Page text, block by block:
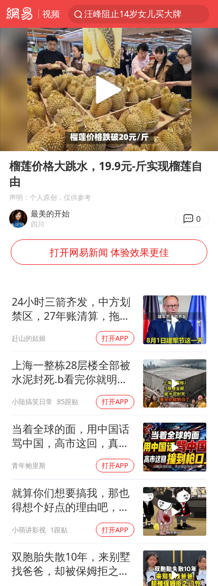
视频
汪峰阻止14岁女儿买大牌
中国女篮热身赛7日将战尼日利亚
朱雨玲晋级WTT横滨冠军赛女单八强
女孩摆摊卖菌子时收到北大通知书
公司“上四休三”但要降薪1000元
男子杀人后逃进深山21年活得像野人
70多岁父亲独自坐车到上海看望女儿
“中国蔬菜之乡”最高温达41.8℃
如何把百年大党建设得更加坚强有力？
Play
00:00 01:04
榴莲价格大跳水，19.9元-斤实现榴莲自
由
声明：个人原创，仅供参考
最美的开始
四川 0
打开网易新闻 体验效果更佳
24小时三箭齐发，中方划
禁区，27年账清算，拖船
赶山的姑娘 打开APP
上海一整栋28层楼全部被
水泥封死.b看完你就明白
小陆搞笑日常 85跟贴 打开APP
当着全球的面，用中国话
骂中国，高市这回，真是
青年鲍里斯 打开APP
就算你们想要搞我，那也
得想个好点的理由吧，这
小萌讲影视 1跟贴 打开APP
双胞胎失散10年，来别墅
找爸爸，却被保姆拒之门